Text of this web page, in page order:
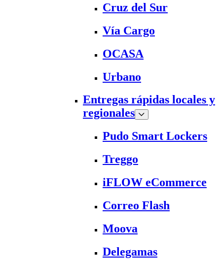
Cruz del Sur
Vía Cargo
OCASA
Urbano
Entregas rápidas locales y
regionales
Pudo Smart Lockers
Treggo
iFLOW eCommerce
Correo Flash
Moova
Delegamas